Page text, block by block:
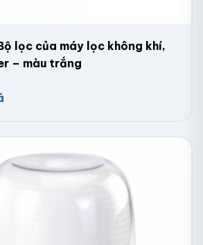
lọc của máy lọc không khí,
– màu trắng